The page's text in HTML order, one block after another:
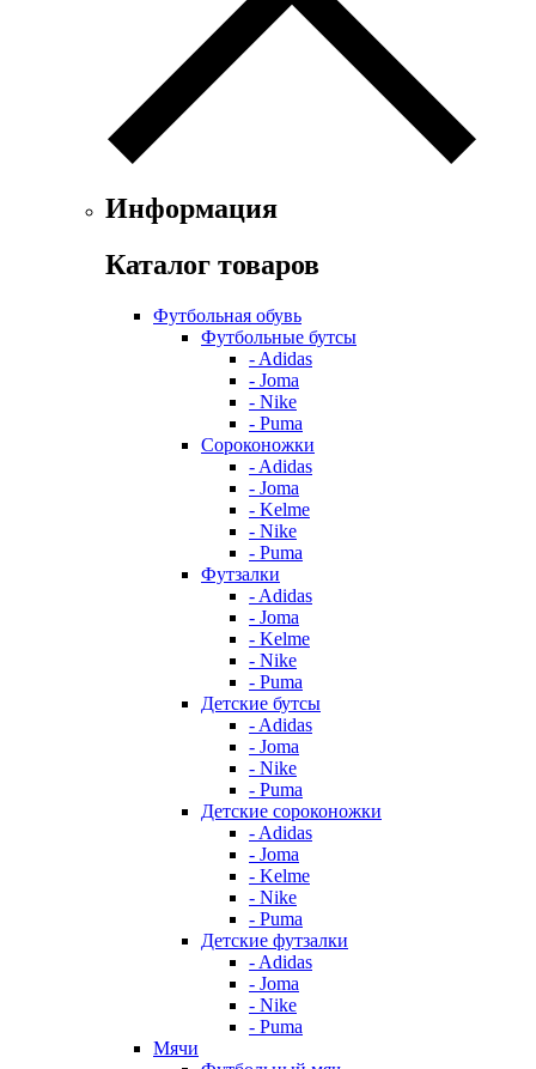
Информация
Каталог товаров
Футбольная обувь
Футбольные бутсы
- Adidas
- Joma
- Nike
- Puma
Сороконожки
- Adidas
- Joma
- Kelme
- Nike
- Puma
Футзалки
- Adidas
- Joma
- Kelme
- Nike
- Puma
Детские бутсы
- Adidas
- Joma
- Nike
- Puma
Детские сороконожки
- Adidas
- Joma
- Kelme
- Nike
- Puma
Детские футзалки
- Adidas
- Joma
- Nike
- Puma
Мячи